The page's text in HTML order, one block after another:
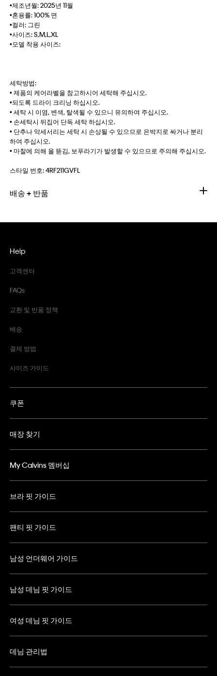
•제조년월: 2025년 11월
•혼용률: 100% 면
•컬러: 그린
•사이즈: S,M,L,XL
•모델 착용 사이즈:
세탁방법:
• 제품의 케어라벨을 참고하시어 세탁해 주십시오.
•되도록 드라이 크리닝 하십시오.
• 세탁 시 이염, 변색, 탈색될 수 있으니 유의하여 주십시오.
• 손세탁시 뒤집어 단독 세탁 하십시오.
• 단추나 악세서리는 세탁 시 손상될 수 있으므로 은박지로 싸거나 분리
하여 주십시오.
• 마찰에 의해 올 뜯김, 보푸라기가 발생할 수 있으므로 주의해 주십시오.
스타일 번호:4RF211GVFL
배송 + 반품
Help
고객센터
FAQs
교환 및 반품 정책
배송
결제 방법
사이즈 가이드
쿠폰
매장 찾기
My Calvins 멤버십
브라 핏 가이드
팬티 핏 가이드
남성 언더웨어 가이드
남성 데님 핏 가이드
여성 데님 핏 가이드
데님 관리법